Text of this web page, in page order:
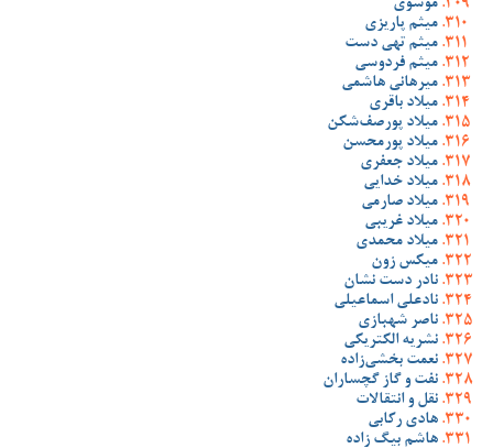
موسوی
میثم پاریزی
میثم تهی دست
میثم فردوسی
میرهانی هاشمی
میلاد باقری
میلاد پورصف‌شکن
میلاد پورمحسن
میلاد جعفری
میلاد خدایی
میلاد صارمی
میلاد غریبی
میلاد محمدی
میکس زون
نادر دست نشان
نادعلی اسماعیلی
ناصر شهبازی
نشریه الکتریکی
نعمت بخشی‌زاده
نفت و گاز گچساران
نقل و انتقالات
هادی رکابی
هاشم بیگ زاده